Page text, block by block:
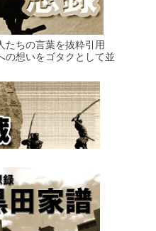
たちの言葉を抜粋引用
の想いをゴタクとして並